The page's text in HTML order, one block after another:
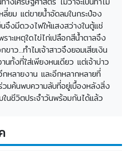
ยม แต่ขายน้ำอัดลมในกระป๋อง
นจึงมีดวงไฟให้แสงสว่างในตู้แช่
าะเหตุใดไข่ไก่เปลือกสีน้ำตาลจึง
าว...ทำไมเจ้าสาวจึงยอมเสียเงิน
ทั้งที่ใส่เพียงหนเดียว แต่เจ้าบ่าว
หลายงาน และอีกหลากหลายที่
มค้นพบความลับที่อยู่เบื้องหลังสิ่ง
นชีวิตประจำวันพร้อมกันได้แล้ว